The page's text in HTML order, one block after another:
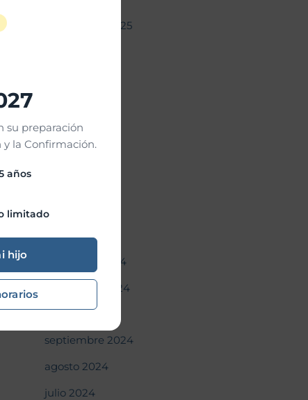
septiembre 2025
mayo 2025
febrero 2025
enero 2025
diciembre 2024
noviembre 2024
octubre 2024
septiembre 2024
agosto 2024
julio 2024
su preparación
la Confirmación.
años
limitado
hijo